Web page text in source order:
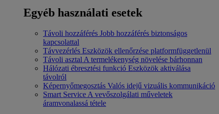
Egyéb használati esetek
Távoli hozzáférés Jobb hozzáférés biztonságos
kapcsolattal
Távvezérlés Eszközök ellenőrzése platformfüggetlenül
Távoli asztal A termelékenység növelése bárhonnan
Hálózati ébresztési funkció Eszközök aktiválása
távolról
Képernyőmegosztás Valós idejű vizuális kommunikáció
Smart Service A vevőszolgálati műveletek
áramvonalassá tétele